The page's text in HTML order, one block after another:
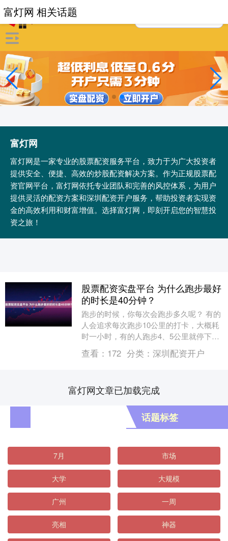
富灯网
富灯网是一家专业的股票配资服务平台，致力于为广大投资者
提供安全、便捷、高效的炒股配资解决方案。作为正规股票配
资官网平台，富灯网依托专业团队和完善的风控体系，为用户
提供灵活的配资方案和深圳配资开户服务，帮助投资者实现资
金的高效利用和财富增值。选择富灯网，即刻开启您的智慧投
资之旅！
富灯网 相关话题
股票配资实盘平台 为什么跑步最好
的时长是40分钟？
跑步的时候，你每次会跑步多久呢？ 有的
人会追求每次跑步10公里的打卡，大概耗
时一小时，有的人跑步4、5公里就停下来
了，可能不超过半小时。 而小编告诉你：
40分钟....
查看： 172 分类： 深圳配资开户
富灯网文章已加载完成
话题标签
7月 市场
大学 大规模
广州 一周
亮相 神器